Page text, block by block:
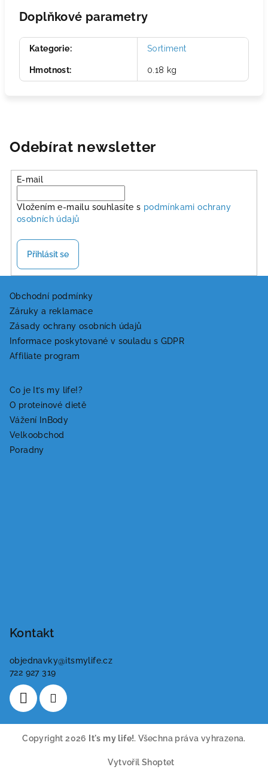
Doplňkové parametry
Kategorie: Sortiment
Hmotnost: 0.18 kg
Odebírat newsletter
E-mail
Vložením e-mailu souhlasíte s podmínkami ochrany
osobních údajů
Přihlásit se
Obchodní podmínky
Záruky a reklamace
Zásady ochrany osobních údajů
Informace poskytované v souladu s GDPR
Affiliate program
Co je It’s my life!?
O proteinové dietě
Vážení InBody
Velkoobchod
Poradny
Kontakt
objednavky@itsmylife.cz
722 927 319
Copyright 2026 It's my life!. Všechna práva vyhrazena.
Vytvořil Shoptet